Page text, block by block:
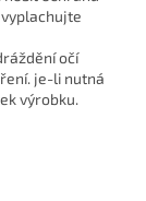
vyplachujte
očí
je-li nutná
výrobku.